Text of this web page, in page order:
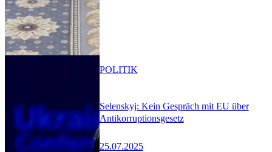
Selenskyj: Kein Gespräch mit EU über
Antikorruptionsgesetz
25.07.2025
POLITIK